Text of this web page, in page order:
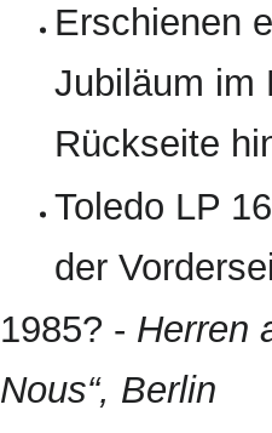
Erschienen
Jubiläum im
Rückseite
Toledo LP
der
1985? - Herren
Nous“, Berlin